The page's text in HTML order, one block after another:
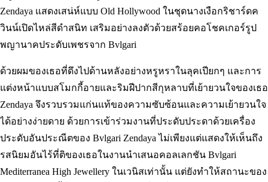
Zendaya แสดงเสน่ห์แบบ Old Hollywood ในชุดนางเงือกริชาร์ดค
วินน์เปิดไหล่สีดำสนิท เสริมอย่างลงตัวด้วยสร้อยคอโชคเกอร์รูป
พญานาคประดับเพชรจาก Bvlgari
ด้วยผมของเธอที่ดึงไปด้านหลังอย่างหรูหราในลุคเปียกๆ และการ
แต่งหน้าแบบสโมกกี้อายและริมฝีปากสีกุหลาบที่เย้ายวนใจของเธอ
Zendaya จึงรวบรวมแก่นแท้ของความซับซ้อนและความเย้ายวนใจ
ได้อย่างง่ายดาย ด้วยการเข้าร่วมงานที่ประดับประดาด้วยเครื่อง
ประดับอันประณีตของ Bvlgari Zendaya ไม่เพียงแต่แสดงให้เห็นถึง
รสนิยมอันไร้ที่ติของเธอในงานนำเสนอคอลเลกชัน Bvlgari
Mediterranea High Jewellery ในเวนิสเท่านั้น แต่ยังทำให้สถานะของ